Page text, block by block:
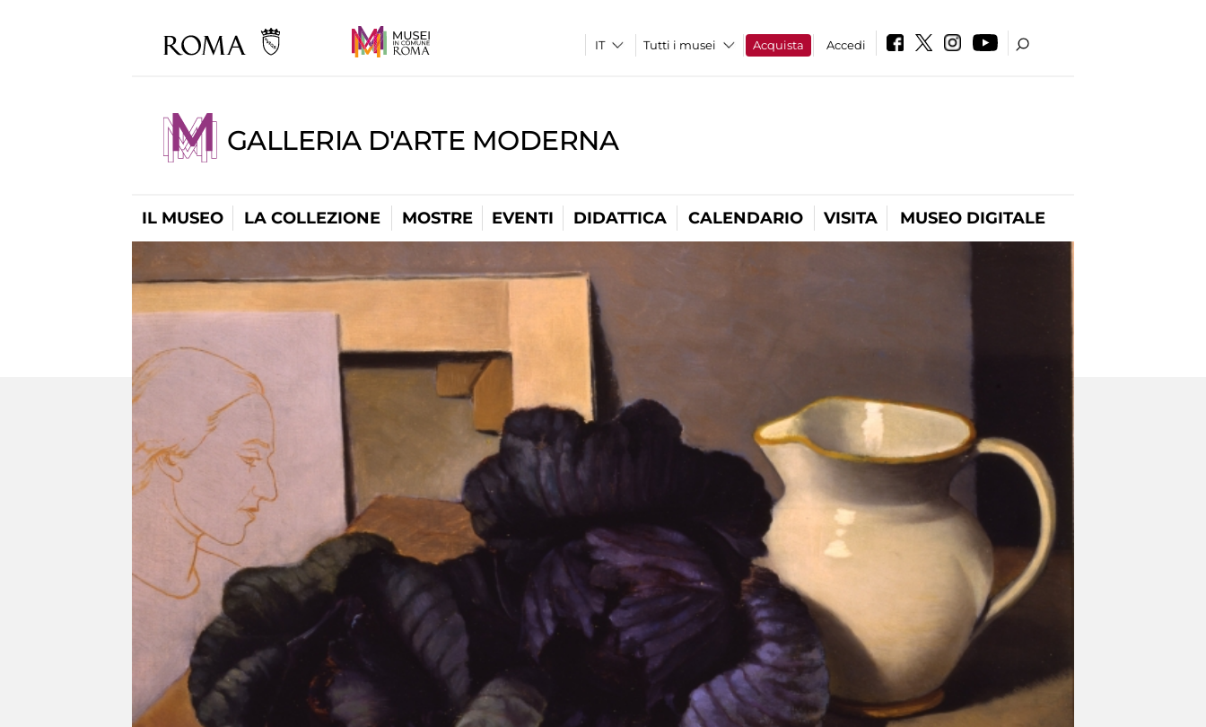
Tutti i musei Acquista Accedi
GALLERIA D'ARTE MODERNA
IL MUSEO LA COLLEZIONE MOSTRE EVENTI DIDATTICA CALENDARIO VISITA MUSEO DIGITALE